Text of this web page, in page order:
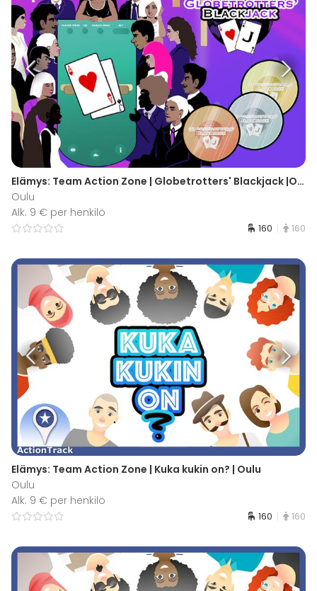
Elämys: Team Action Zone | Globetrotters' Blackjack |Oulu
Oulu
Alk. 9 € per henkilö
160 160
Elämys: Team Action Zone | Kuka kukin on? | Oulu
Oulu
Alk. 9 € per henkilö
160 160